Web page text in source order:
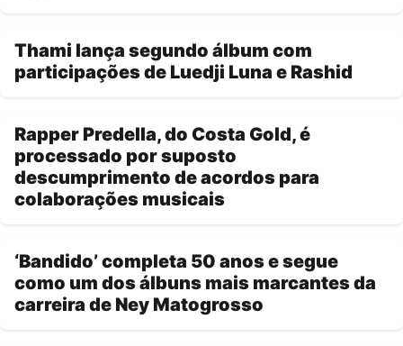
Thami lança segundo álbum com
participações de Luedji Luna e Rashid
Rapper Predella, do Costa Gold, é
processado por suposto
descumprimento de acordos para
colaborações musicais
‘Bandido’ completa 50 anos e segue
como um dos álbuns mais marcantes da
carreira de Ney Matogrosso